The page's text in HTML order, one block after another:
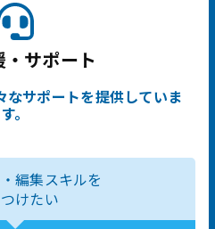
サポート
なサポートを提供していま
す。
編集スキルを
けたい